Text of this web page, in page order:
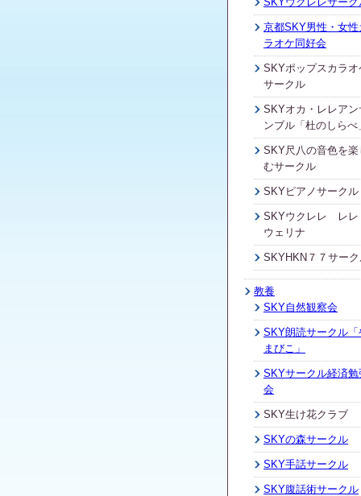
京都SKY男性・女性
ラオケ同好会
SKYポップスカラオ
サークル
SKYオカ・レレアン
ンブル「杜のしらべ
SKY尺八の音色を楽
むサークル
SKYピアノサークル
SKYウクレレ レレ
ウェリナ
SKYHKN７７サー
教養
SKY自然観察会
SKY朗読サークル「
まびこ」
SKYサークル経済勉
会
SKY生け花クラブ
SKYの森サークル
SKY手話サークル
SKY腹話術サークル